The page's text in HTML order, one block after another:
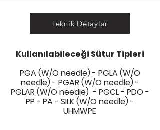
Teknik Detaylar
Kullanılabileceği Sütur Tipleri
PGA (W/O needle) - PGLA (W/O
needle) - PGAR (W/O needle) -
PGLAR (W/O needle) - PGCL - PDO -
PP - PA - SILK (W/O needle) -
UHMWPE